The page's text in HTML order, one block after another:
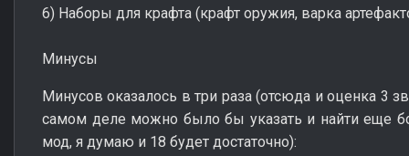
6) Наборы для крафта (крафт оружия, варка
Минусы
Минусов оказалось в три раза (отсюда и оценка 3
самом деле можно было бы указать и найти еще
мод, я думаю и 18 будет достаточно):